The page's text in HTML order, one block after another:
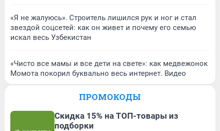
«Я не жалуюсь». Строитель лишился рук и ног и стал
звездой соцсетей: как он живет и почему его семью
искал весь Узбекистан
«Чисто все мамы и все дети на свете»: как медвежонок
Момота покорил буквально весь интернет. Видео
ПРОМОКОДЫ
Скидка 15% на ТОП-товары из
подборки